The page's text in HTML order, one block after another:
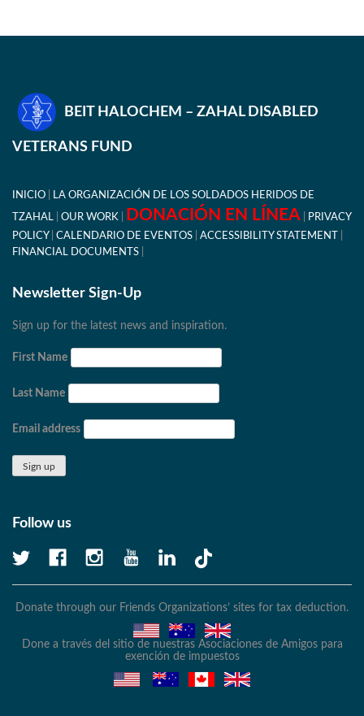
BEIT HALOCHEM – ZAHAL DISABLED
VETERANS FUND
INICIO
LA ORGANIZACIÓN DE LOS SOLDADOS HERIDOS DE
TZAHAL
OUR WORK DONACIÓN EN LÍNEA
PRIVACY
POLICY
CALENDARIO DE EVENTOS
ACCESSIBILITY STATEMENT
FINANCIAL DOCUMENTS
Newsletter Sign-Up
Sign up for the latest news and inspiration.
First Name
Last Name
Email address
Follow us
Donate through our Friends Organizations’ sites for tax deduction.
Done a través del sitio de nuestras Asociaciones de Amigos para
exención de impuestos